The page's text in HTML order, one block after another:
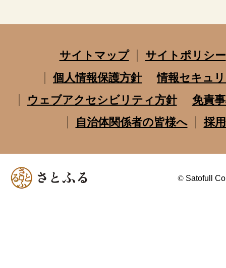
サイトマップ
サイトポリシー
個人情報保護方針
情報セキュ
ウェブアクセシビリティ方針
免責
自治体関係者の皆様へ
採
© Satofull